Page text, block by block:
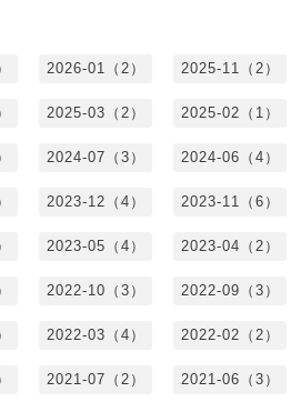
2026-01（2） 2025-11（2）
2025-03（2） 2025-02（1）
2024-07（3） 2024-06（4）
2023-12（4） 2023-11（6）
2023-05（4） 2023-04（2）
2022-10（3） 2022-09（3）
2022-03（4） 2022-02（2）
2021-07（2） 2021-06（3）